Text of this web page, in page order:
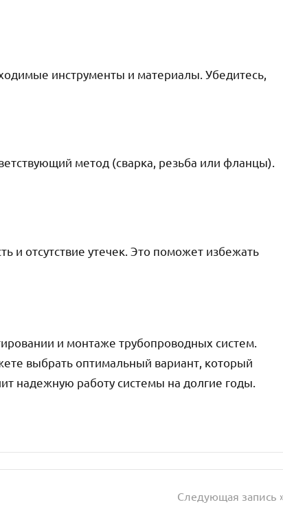
инструменты и материалы. Убедитесь,
метод (сварка, резьба или фланцы).
и отсутствие утечек. Это поможет избежать
и монтаже трубопроводных систем.
выбрать оптимальный вариант, который
надежную работу системы на долгие годы.
Следующая запись